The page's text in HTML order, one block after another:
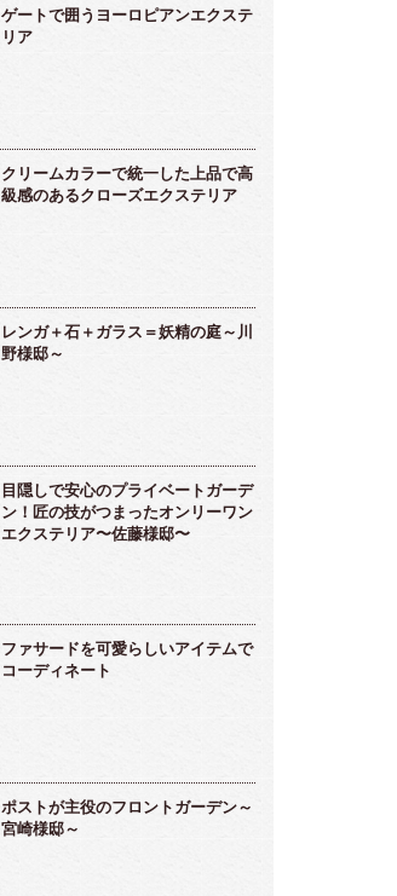
ゲートで囲うヨーロピアンエクステ
リア
クリームカラーで統一した上品で高
級感のあるクローズエクステリア
レンガ＋石＋ガラス＝妖精の庭～川
野様邸～
目隠しで安心のプライベートガーデ
ン！匠の技がつまったオンリーワン
エクステリア〜佐藤様邸〜
ファサードを可愛らしいアイテムで
コーディネート
ポストが主役のフロントガーデン～
宮崎様邸～